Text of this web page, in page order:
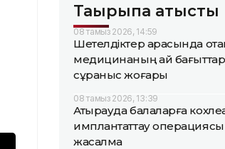
Тақырыпқа қатысты
08 тамыз 2026, 14:59
Шетелдіктер арасында
медицинаның қай
сұраныс жоғары
08 тамыз 2026, 13:39
Атырауда балаларға
имплантаттау операциясы
жасалмақ